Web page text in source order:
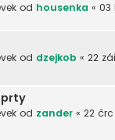
od housenka « 03
od dzejkob « 22 zář
od zander « 22 črc